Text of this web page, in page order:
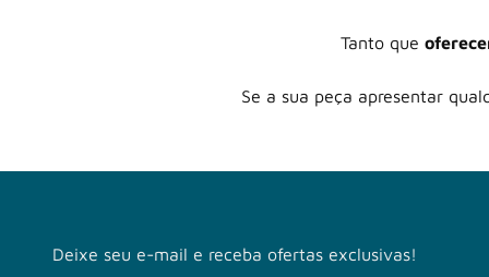
Tanto que
Se a sua peça apresentar
Deixe seu e-mail e receba ofertas exclusivas!